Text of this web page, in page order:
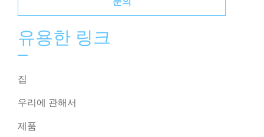
유용한 링크
집
우리에 관해서
제품